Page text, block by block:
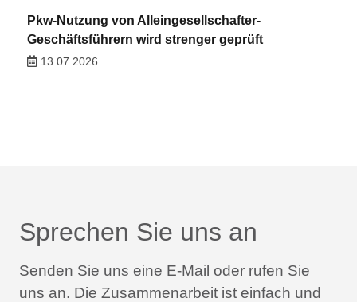
Pkw-Nutzung von Alleingesellschafter-
Geschäftsführern wird strenger geprüft
13.07.2026
Sprechen Sie uns an
Senden Sie uns eine E-Mail oder rufen Sie
uns an. Die Zusammenarbeit ist einfach und